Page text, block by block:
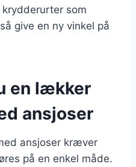
som
give en ny vinkel på
en lækker
ansjoser
ansjoser kræver
på en enkel måde.